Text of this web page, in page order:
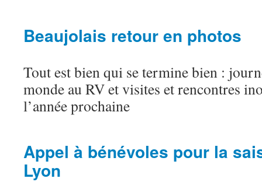
Beaujolais retour en photos
Tout est bien qui se termine bien :
monde au RV et visites et rencontres
l’année prochaine
Appel à bénévoles pour la
Lyon